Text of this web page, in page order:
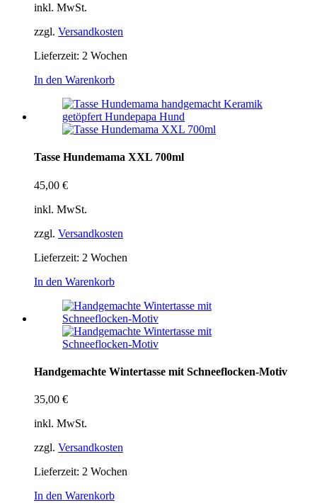
inkl. MwSt.
zzgl. Versandkosten
Lieferzeit: 2 Wochen
In den Warenkorb
Tasse Hundemama XXL 700ml
45,00 €
inkl. MwSt.
zzgl. Versandkosten
Lieferzeit: 2 Wochen
In den Warenkorb
Handgemachte Wintertasse mit Schneeflocken-Motiv
35,00 €
inkl. MwSt.
zzgl. Versandkosten
Lieferzeit: 2 Wochen
In den Warenkorb